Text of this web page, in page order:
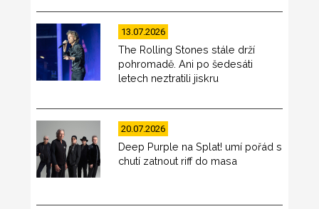
13.07.2026
The Rolling Stones stále drží
pohromadě. Ani po šedesáti
letech neztratili jiskru
20.07.2026
Deep Purple na Splat! umí pořád s
chutí zatnout riff do masa